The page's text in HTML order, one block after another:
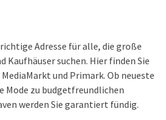
Adresse für alle, die große
Kaufhäuser suchen. Hier finden Sie
und Primark. Ob neueste
Mode zu budgetfreundlichen
werden Sie garantiert fündig.